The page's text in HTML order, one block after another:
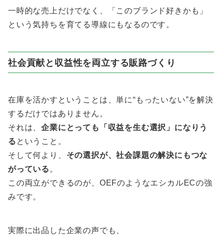
一時的な売上だけでなく、「このブランド好きかも」
という気持ちを育てる導線にもなるのです。
社会貢献と収益性を両立する販路づくり
在庫を活かすということは、単に“もったいない”を解決
するだけではありません。
それは、企業にとっても「収益を生む選択」になりう
る ということ。
そして何より、 その選択が、社会課題の解決にもつな
がっている 。
この両立ができるのが、OEFのようなエシカルECの強
みです。
実際に出品した企業の声でも、